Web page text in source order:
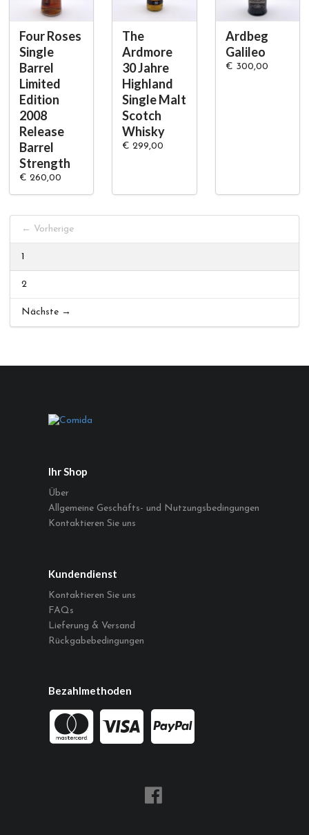
Four Roses
Single
Barrel
Limited
Edition
2008
Release
Barrel
Strength
€ 260,00
The
Ardmore
30 Jahre
Highland
Single Malt
Scotch
Whisky
€ 299,00
Ardbeg
Galileo
€ 300,00
← Vorherige
1
2
Nächste →
Ihr Shop
Über
Allgemeine Geschäfts- und Nutzungsbedingungen
Kontaktieren Sie uns
Kundendienst
Kontaktieren Sie uns
FAQs
Lieferung & Versand
Rückgabebedingungen
Bezahlmethoden